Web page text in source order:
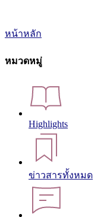
หน้าหลัก
หมวดหมู่
Highlights
ข่าวสารทั้งหมด